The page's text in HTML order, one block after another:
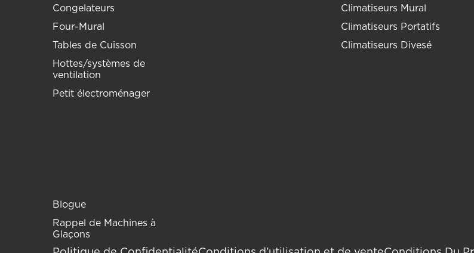
Congelateurs
Four-Mural
Tables de Cuisson
Hottes/systèmes de
ventilation
Petit électroménager
Climatiseurs Mural
Climatiseurs Portatifs
Climatiseurs Divesé
Blogue
Rappel de Machines à
Glaçons